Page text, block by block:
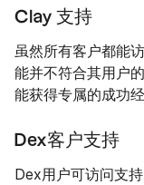
Clay 支持
虽然所有客户都能
能并不符合其用户
能获得专属的成功经
Dex客户支持
Dex用户可访问支